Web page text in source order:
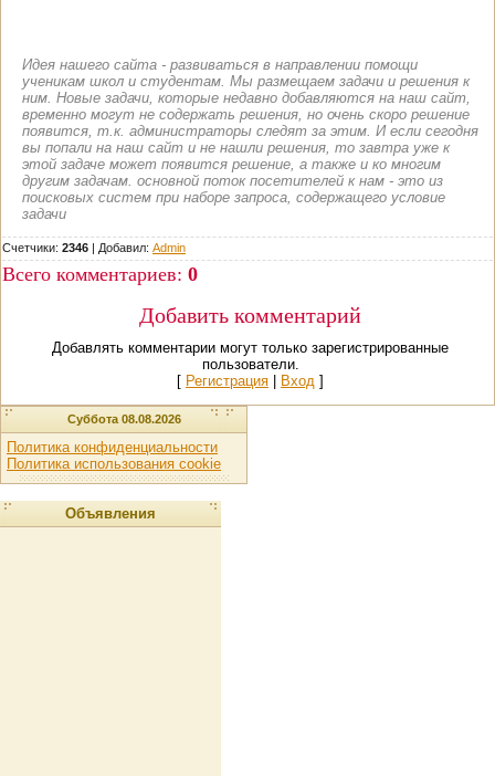
Идея нашего сайта - развиваться в направлении помощи
ученикам школ и студентам. Мы размещаем задачи и решения к
ним. Новые задачи, которые недавно добавляются на наш сайт,
временно могут не содержать решения, но очень скоро решение
появится, т.к. администраторы следят за этим. И если сегодня
вы попали на наш сайт и не нашли решения, то завтра уже к
этой задаче может появится решение, а также и ко многим
другим задачам. основной поток посетителей к нам - это из
поисковых систем при наборе запроса, содержащего условие
задачи
Счетчики: 2346 | Добавил: Admin
Всего комментариев: 0
Добавить комментарий
Добавлять комментарии могут только зарегистрированные
пользователи.
[ Регистрация Вход ]
Суббота 08.08.2026
Политика конфиденциальности
Политика использования cookie
Объявления